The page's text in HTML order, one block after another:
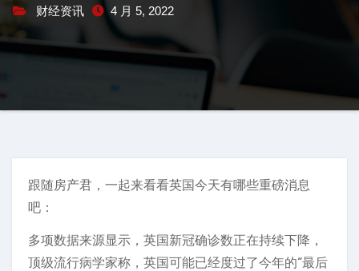
财经资讯 4 月 5, 2022
跟随房产君，一起来看看英国今天有哪些重磅消息
吧：
多项数据来源显示，英国新冠确诊数正在持续下降，
顶级流行病学家称，英国可能已经度过了今年的“最后